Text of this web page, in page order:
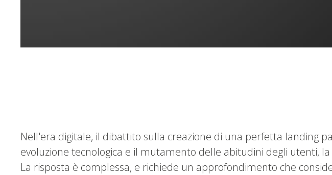
Nell'era digitale, il dibattito sulla creazione di una perfetta landing
evoluzione tecnologica e il mutamento delle abitudini degli utenti,
La risposta è complessa, e richiede un approfondimento che